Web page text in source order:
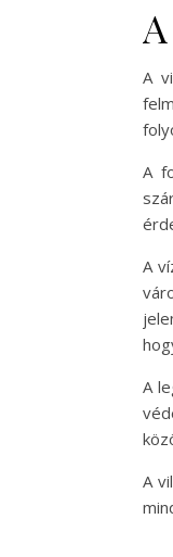
A
A
A
A
A